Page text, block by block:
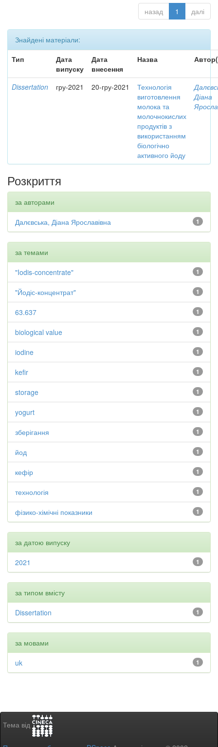
назад 1 далі
Знайдені матеріали:
Тип
Дата
випуску
Дата
внесення
Назва
Dissertation гру-2021 20-гру-2021
Технологія
виготовлення
молока та
молочнокислих
продуктів з
використанням
біологічно
активного йоду
Діана
Розкриття
за авторами
1
Далєвська, Діана Ярославівна
за темами
1
"Iodis-concentrate"
1
"Йодіс-концентрат"
1
63.637
1
biological value
1
iodine
1
kefir
1
storage
1
yogurt
1
зберігання
1
йод
1
кефір
1
технологія
1
фізико-хімічні показники
за датою випуску
1
2021
за типом вмісту
1
Dissertation
за мовами
1
uk
Тема від